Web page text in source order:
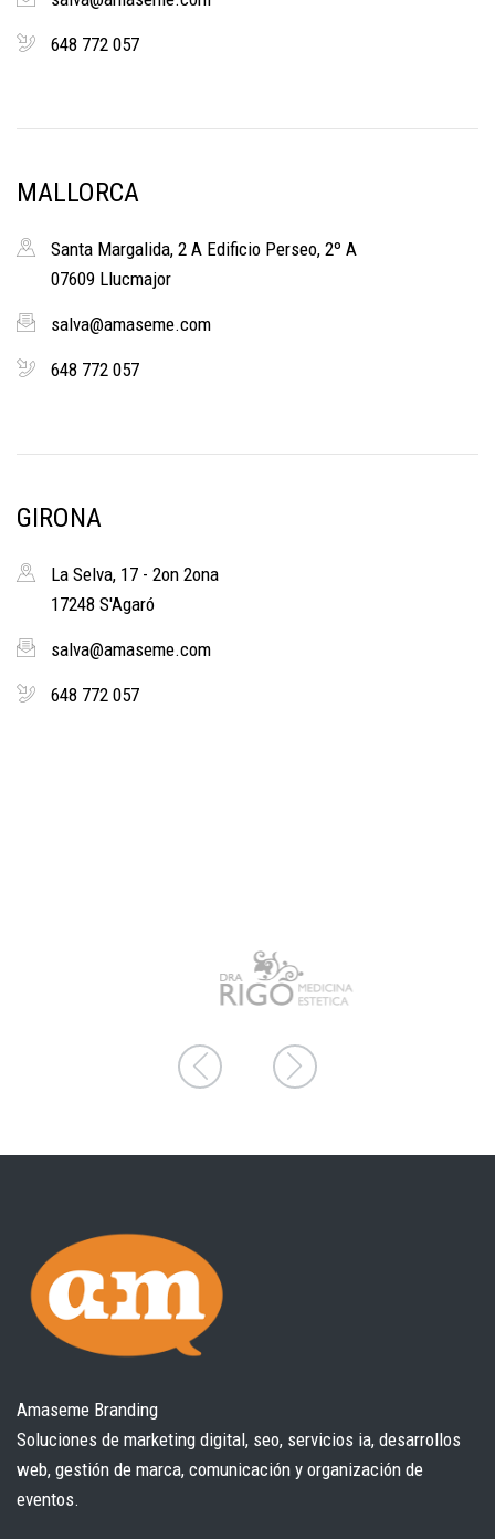
648 772 057
MALLORCA
Santa Margalida, 2 A Edificio Perseo, 2º A
07609 Llucmajor
salva@amaseme.com
648 772 057
GIRONA
La Selva, 17 - 2on 2ona
17248 S'Agaró
salva@amaseme.com
648 772 057
Amaseme Branding
Soluciones de marketing digital, seo, servicios ia, desarrollos
web, gestión de marca, comunicación y organización de
eventos.